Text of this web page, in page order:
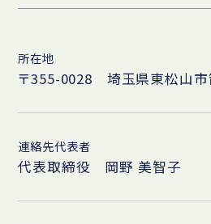
所在地
〒355-0028 埼玉県東松山市
連絡先代表者
代表取締役 岡野 美智子